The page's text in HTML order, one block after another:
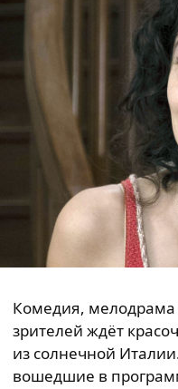
Комедия,
зрителей ждёт
из солнечной
вошедшие в